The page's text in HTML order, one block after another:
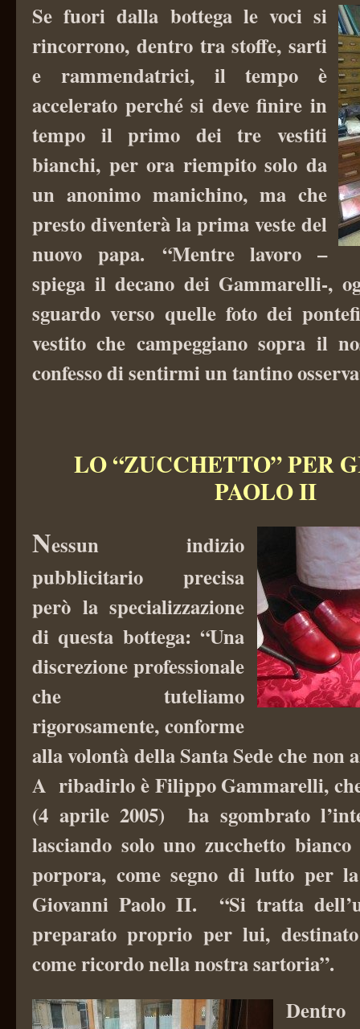
Se fuori dalla bottega le voci si
rincorrono, dentro tra stoffe, sarti
e rammendatrici, il tempo è
accelerato perché si deve finire in
tempo il primo dei tre vestiti
bianchi, per ora riempito solo da
un anonimo manichino, ma che
presto diventerà la prima veste del
nuovo papa. “Mentre lavoro –
spiega il decano dei Gammarelli-,
sguardo verso quelle foto dei
vestito che campeggiano sopra il
confesso di sentirmi un tantino
LO “ZUCCHETTO” PER
PAOLO II
Nessun indizio
pubblicitario precisa
però la specializzazione
di questa bottega: “Una
discrezione professionale
che tuteliamo
rigorosamente, conforme
alla volontà della Santa Sede che non
A ribadirlo è Filippo Gammarelli,
(4 aprile 2005) ha sgombrato
lasciando solo uno zucchetto
porpora, come segno di lutto per
Giovanni Paolo II. “Si tratta
preparato proprio per lui,
come ricordo nella nostra sartoria”.